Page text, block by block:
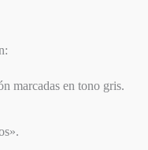
marcadas en tono gris.